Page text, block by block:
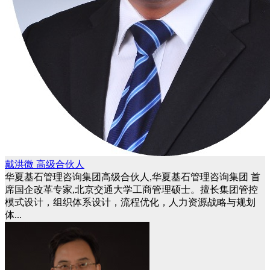
戴洪微 高级合伙人
华夏基石管理咨询集团高级合伙人,华夏基石管理咨询集团 首
席国企改革专家,北京交通大学工商管理硕士。擅长集团管控
模式设计，组织体系设计，流程优化，人力资源战略与规划
体...